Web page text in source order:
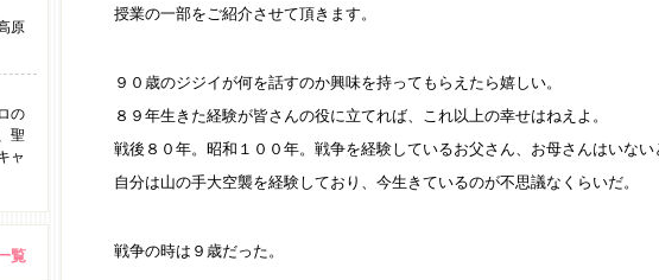
原
の
聖
ャ
覧
授業の一部をご紹介させて頂きます。
９０歳のジジイが何を話すのか興味を持ってもらえたら嬉しい。
８９年生きた経験が皆さんの役に立てれば、これ以上の幸せはねえよ。
戦後８０年。昭和１００年。戦争を経験しているお父さん、お母さんはいない
自分は山の手大空襲を経験しており、今生きているのが不思議なくらいだ。
戦争の時は９歳だった。